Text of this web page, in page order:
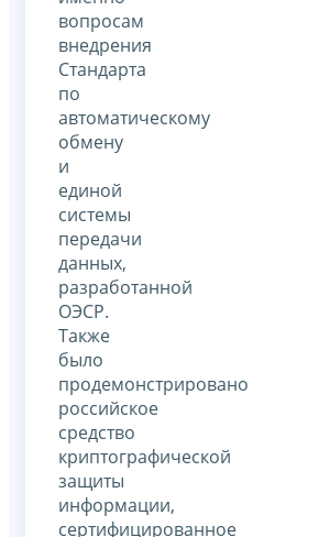
вопросам
внедрения
Стандарта
по
автоматическому
обмену
и
единой
системы
передачи
данных,
разработанной
ОЭСР.
Также
было
продемонстрировано
российское
средство
криптографической
защиты
информации,
сертифицированное